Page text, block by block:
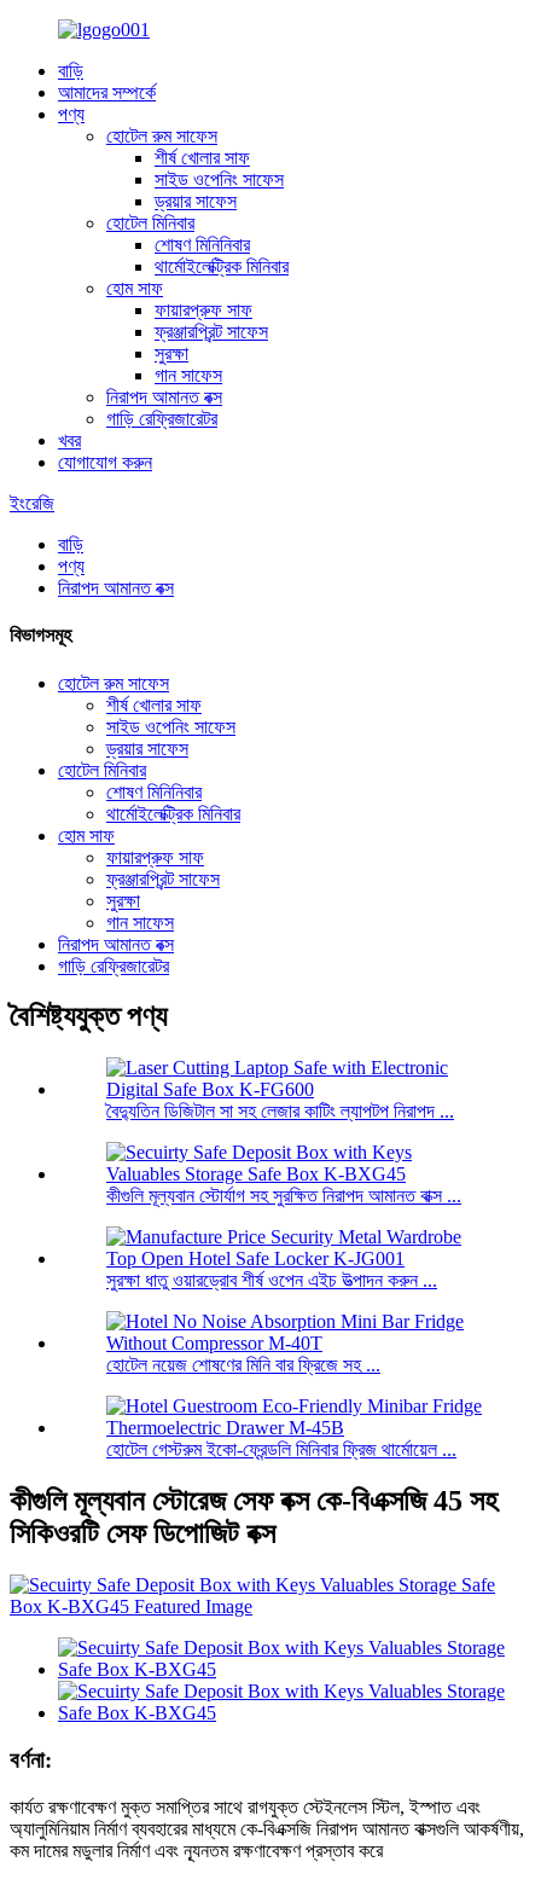
বাড়ি
আমাদের সম্পর্কে
পণ্য
হোটেল রুম সাফেস
শীর্ষ খোলার সাফ
সাইড ওপেনিং সাফেস
ড্রয়ার সাফেস
হোটেল মিনিবার
শোষণ মিনিনিবার
থার্মোইলেক্ট্রিক মিনিবার
হোম সাফ
ফায়ারপ্রুফ সাফ
ফ্রঞ্জারপ্রিন্ট সাফেস
সুরক্ষা
গান সাফেস
নিরাপদ আমানত বক্স
গাড়ি রেফ্রিজারেটর
খবর
যোগাযোগ করুন
ইংরেজি
বাড়ি
পণ্য
নিরাপদ আমানত বক্স
বিভাগসমূহ
হোটেল রুম সাফেস
শীর্ষ খোলার সাফ
সাইড ওপেনিং সাফেস
ড্রয়ার সাফেস
হোটেল মিনিবার
শোষণ মিনিনিবার
থার্মোইলেক্ট্রিক মিনিবার
হোম সাফ
ফায়ারপ্রুফ সাফ
ফ্রঞ্জারপ্রিন্ট সাফেস
সুরক্ষা
গান সাফেস
নিরাপদ আমানত বক্স
গাড়ি রেফ্রিজারেটর
বৈশিষ্ট্যযুক্ত পণ্য
বৈদ্যুতিন ডিজিটাল সা সহ লেজার কাটিং ল্যাপটপ নিরাপদ ...
কীগুলি মূল্যবান স্টোর্যাগ সহ সুরক্ষিত নিরাপদ আমানত বাক্স ...
সুরক্ষা ধাতু ওয়ারড্রোব শীর্ষ ওপেন এইচ উত্পাদন করুন ...
হোটেল নয়েজ শোষণের মিনি বার ফ্রিজে সহ ...
হোটেল গেস্টরুম ইকো-ফ্রেন্ডলি মিনিবার ফ্রিজ থার্মোয়েল ...
কীগুলি মূল্যবান স্টোরেজ সেফ বক্স কে-বিএক্সজি 45 সহ
সিকিওরটি সেফ ডিপোজিট বক্স
বর্ণনা:
কার্যত রক্ষণাবেক্ষণ মুক্ত সমাপ্তির সাথে রাগযুক্ত স্টেইনলেস স্টিল, ইস্পাত এবং
অ্যালুমিনিয়াম নির্মাণ ব্যবহারের মাধ্যমে কে-বিএক্সজি নিরাপদ আমানত বাক্সগুলি আকর্ষণীয়,
কম দামের মডুলার নির্মাণ এবং ন্যূনতম রক্ষণাবেক্ষণ প্রস্তাব করে